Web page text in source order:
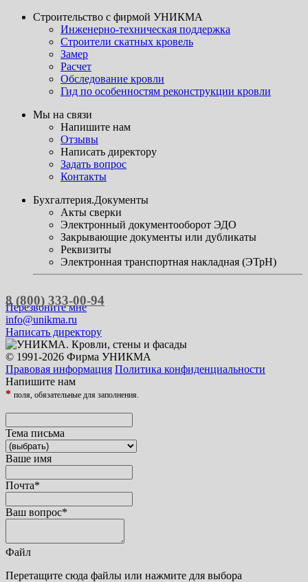
Строительство с фирмой УНИКМА
Инженерно-техническая поддержка
Строители скатных кровель
Замер
Расчет
Обследование кровли
Гид по особенностям реконструкции кровли
Мы на связи
Напишите нам
Отзывы
Написать директору
Задать вопрос
Контакты
Бухгалтерия.Документы
Акты сверки
Электронный документооборот ЭДО
Закрывающие документы или дубликаты
Реквизиты
Электронная транспортная накладная (ЭТрН)
8 (800) 333-00-94
Перезвоните мне
info@unikma.ru
Написать директору
© 1991-2026 Фирма УНИКМА
Правовая информация Политика конфиденциальности
Напишите нам
* поля, обязательные для заполнения.
Тема письма
Ваше имя
Почта*
Ваш вопрос*
Файл
Перетащите сюда файлы или нажмите для выбора